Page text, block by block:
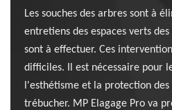
Les souches des arbres sont à
entretiens des espaces verts
sont à effectuer. Ces
difficiles. Il est nécessaire pour
l'esthétisme et la protection
trébucher. MP Elagage Pro va